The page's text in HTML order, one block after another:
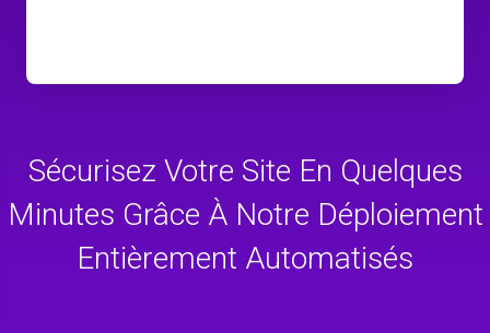
Sécurisez Votre Site En Quelques
Minutes Grâce À Notre Déploiement
Entièrement Automatisés